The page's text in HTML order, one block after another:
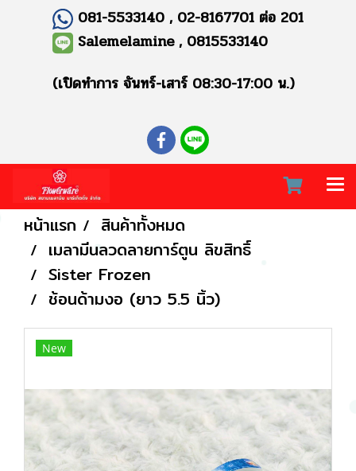
081-5533140 , 02-8167701 ต่อ 201
Salemelamine , 0815533140
(เปิดทำการ จันทร์-เสาร์ 08:30-17:00 น.)
หน้าแรก
สินค้าทั้งหมด
เมลามีนลวดลายการ์ตูน ลิขสิทธิ์
Sister Frozen
ช้อนด้ามงอ (ยาว 5.5 นิ้ว)
New